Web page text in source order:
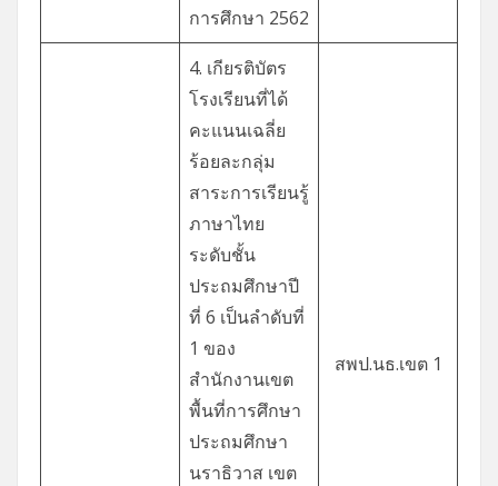
การศึกษา 2562
4. เกียรติบัตร
โรงเรียนที่ได้
คะแนนเฉลี่ย
ร้อยละกลุ่ม
สาระการเรียนรู้
ภาษาไทย
ระดับชั้น
ประถมศึกษาปี
ที่ 6 เป็นลำดับที่
1 ของ
สำนักงานเขต
พื้นที่การศึกษา
ประถมศึกษา
นราธิวาส เขต
สพป.นธ.เขต 1